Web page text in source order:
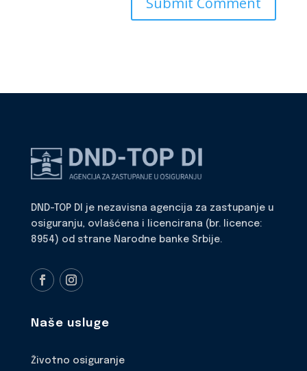
DND-TOP DI je nezavisna agencija za zastupanje u
osiguranju, ovlašćena i licencirana (br. licence:
8954) od strane Narodne banke Srbije.
Naše usluge
Životno osiguranje